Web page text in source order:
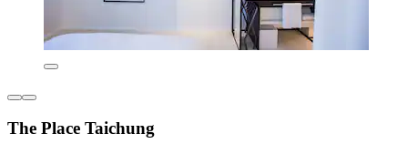
The Place Taichung